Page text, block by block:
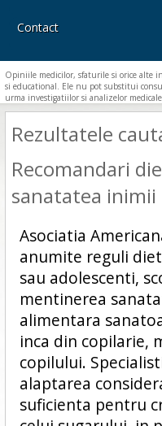
Contact
Opiniile medicilor, sfaturile si orice alte
si educational. Ele nu pot substitui
urma investigatiilor si analizelor
Rezultatele
Recomandari
sanatatea inimii
Asociatia
anumite reguli
sau adolescenti,
mentinerea
alimentara
inca din copilarie,
copilului.
alaptarea
suficienta pentru